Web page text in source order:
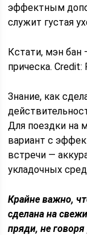
эффектным
служит густая
Кстати, мэн бан
прическа.
Знание, как
Для поездки на
вариант с
встречи —
укладочных
Крайне важно,
сделана на
пряди, не